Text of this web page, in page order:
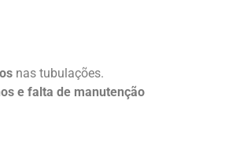
nas tubulações.
e falta de manutenção